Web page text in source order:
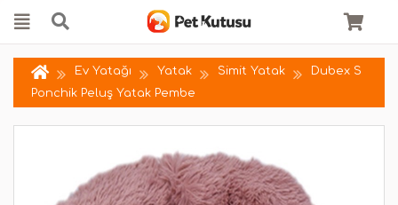
Ev Yatağı Yatak Simit Yatak
Dubex S
Ponchik Peluş Yatak Pembe